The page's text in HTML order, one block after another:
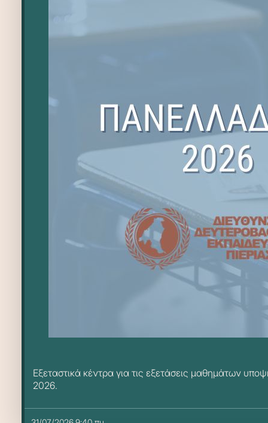
Εξεταστικά κέντρα για τις εξετάσεις μαθημάτων
2026.